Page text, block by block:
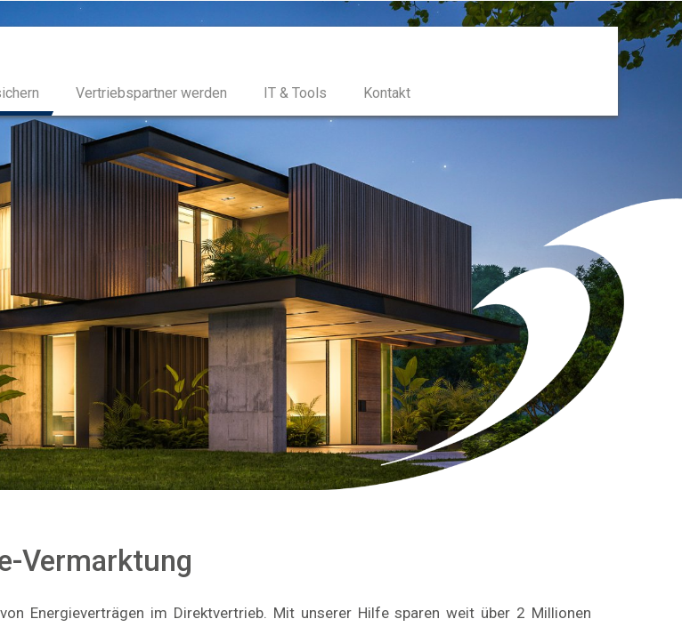
Vertriebspartner werden IT & Tools Kontakt
Vermarktung
Energieverträgen im Direktvertrieb. Mit unserer Hilfe sparen weit über 2 Millionen